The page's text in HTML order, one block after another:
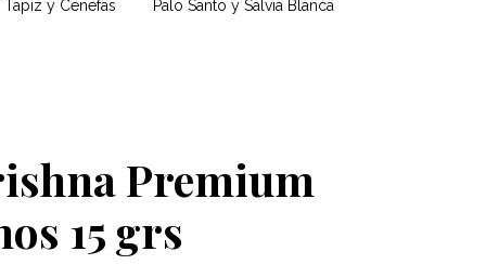
Tapiz y Cenefas Palo Santo y Salvia Blanca
Premium
15 grs